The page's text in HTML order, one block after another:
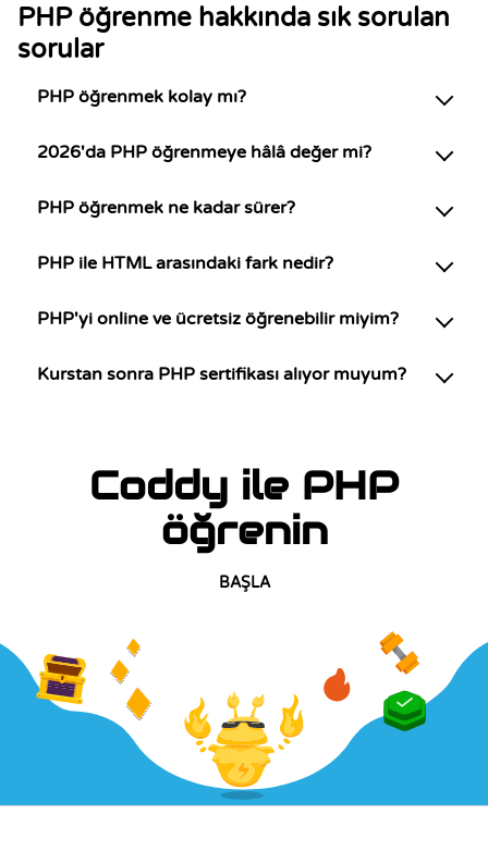
PHP öğrenme hakkında sık sorulan
sorular
PHP öğrenmek kolay mı?
2026'da PHP öğrenmeye hâlâ değer mi?
PHP öğrenmek ne kadar sürer?
PHP ile HTML arasındaki fark nedir?
PHP'yi online ve ücretsiz öğrenebilir miyim?
Kurstan sonra PHP sertifikası alıyor muyum?
Coddy ile PHP
öğrenin
BAŞLA